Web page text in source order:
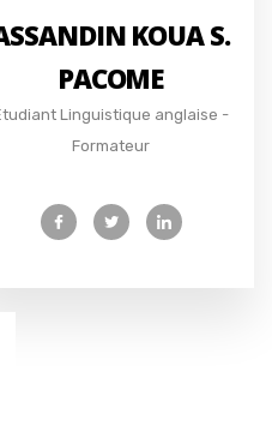
KOUA S.
PACOME
Linguistique anglaise -
Formateur